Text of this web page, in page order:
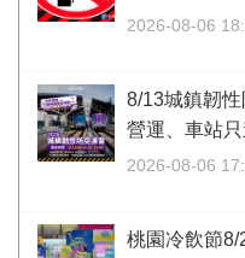
2026-08-06
8/13城鎮韌
營運、車站
2026-08-06
桃園冷飲節